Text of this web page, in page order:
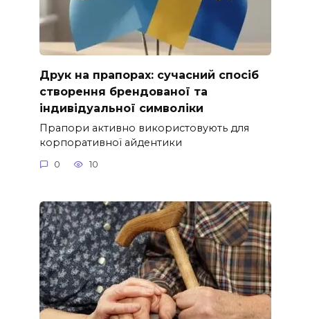
Друк на прапорах: сучасний спосіб
створення брендованої та
індивідуальної символіки
Прапори активно використовують для
корпоративної айдентики
0 10